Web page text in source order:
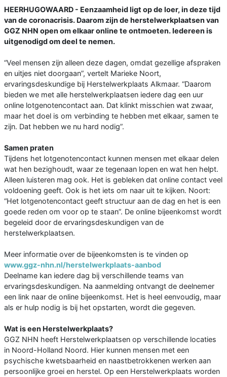
HEERHUGOWAARD - Eenzaamheid ligt op de loer, in deze tijd
van de coronacrisis. Daarom zijn de herstelwerkplaatsen van
GGZ NHN open om elkaar online te ontmoeten. Iedereen is
uitgenodigd om deel te nemen.
“Veel mensen zijn alleen deze dagen, omdat gezellige afspraken
en uitjes niet doorgaan”, vertelt Marieke Noort,
ervaringsdeskundige bij Herstelwerkplaats Alkmaar. “Daarom
bieden we met alle herstelwerkplaatsen iedere dag een uur
online lotgenotencontact aan. Dat klinkt misschien wat zwaar,
maar het doel is om verbinding te hebben met elkaar, samen te
zijn. Dat hebben we nu hard nodig”.
Samen praten
Tijdens het lotgenotencontact kunnen mensen met elkaar delen
wat hen bezighoudt, waar ze tegenaan lopen en wat hen helpt.
Alleen luisteren mag ook. Het is gebleken dat online contact veel
voldoening geeft. Ook is het iets om naar uit te kijken. Noort:
“Het lotgenotencontact geeft structuur aan de dag en het is een
goede reden om voor op te staan”. De online bijeenkomst wordt
begeleid door de ervaringsdeskundigen van de
herstelwerkplaatsen.
Meer informatie over de bijeenkomsten is te vinden op
www.ggz-nhn.nl/herstelwerkplaats-aanbod
Deelname kan iedere dag bij verschillende teams van
ervaringsdeskundigen. Na aanmelding ontvangt de deelnemer
een link naar de online bijeenkomst. Het is heel eenvoudig, maar
als er hulp nodig is bij het opstarten, wordt die gegeven.
Wat is een Herstelwerkplaats?
GGZ NHN heeft Herstelwerkplaatsen op verschillende locaties
in Noord-Holland Noord. Hier kunnen mensen met een
psychische kwetsbaarheid en naastbetrokkenen werken aan
persoonlijke groei en herstel. Op een Herstelwerkplaats worden